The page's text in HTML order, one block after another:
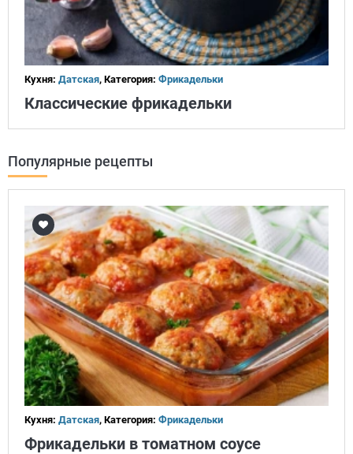
Кухня: Датская, Категория: Фрикадельки
Классические фрикадельки
Популярные рецепты
Кухня: Датская, Категория: Фрикадельки
Фрикадельки в томатном соусе